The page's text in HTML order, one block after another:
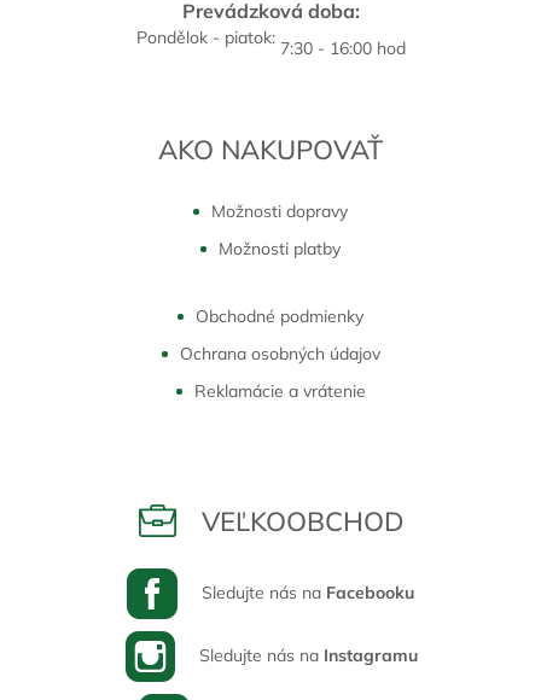
Prevádzková doba:
Pondělok - piatok: 7:30 - 16:00 hod
AKO NAKUPOVAŤ
Možnosti dopravy
Možnosti platby
Obchodné podmienky
Ochrana osobných údajov
Reklamácie a vrátenie
VEĽKOOBCHOD
Sledujte nás na Facebooku
Sledujte nás na Instagramu